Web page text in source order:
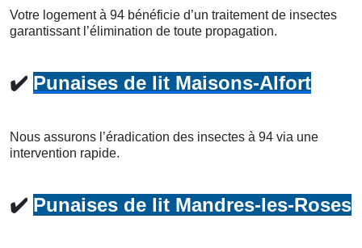
Votre logement à 94 bénéficie d’un traitement de insectes
garantissant l’élimination de toute propagation.
✔️ Punaises de lit Maisons-Alfort
Nous assurons l’éradication des insectes à 94 via une
intervention rapide.
✔️ Punaises de lit Mandres-les-Roses